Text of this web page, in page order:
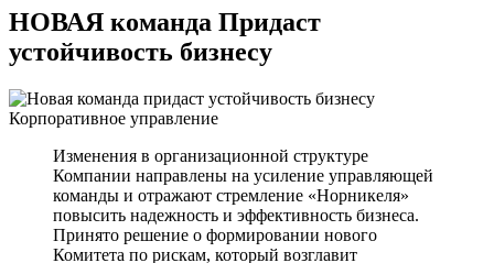
НОВАЯ команда Придаст
устойчивость бизнесу
Корпоративное управление
Изменения в организационной структуре
Компании направлены на усиление управляющей
команды и отражают стремление «Норникеля»
повысить надежность и эффективность бизнеса.
Принято решение о формировании нового
Комитета по рискам, который возглавит